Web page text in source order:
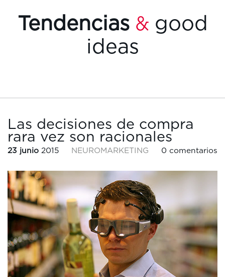
Tendencias &good
ideas
Las decisiones de compra
rara vez son racionales
23 junio 2015 NEUROMARKETING 0 comentarios